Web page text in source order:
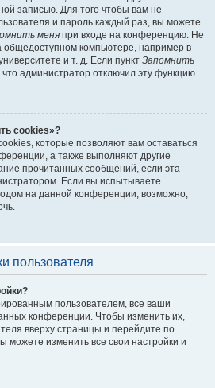
записью. Для того чтобы вам не
и пароль каждый раз, вы можете
меня при входе на конференцию. Не
общедоступном компьютере, например в
и т. д. Если пункт Запомнить
что администратор отключил эту функцию.
cookies»?
которые позволяют вам оставаться
а также выполняют другие
прочитанных сообщений, если эта
Если вы испытываете
на данной конференции, возможно,
пользователя
пользователем, все ваши
конференции. Чтобы изменить их,
вверху страницы и перейдите по
можете изменить все свои настройки и